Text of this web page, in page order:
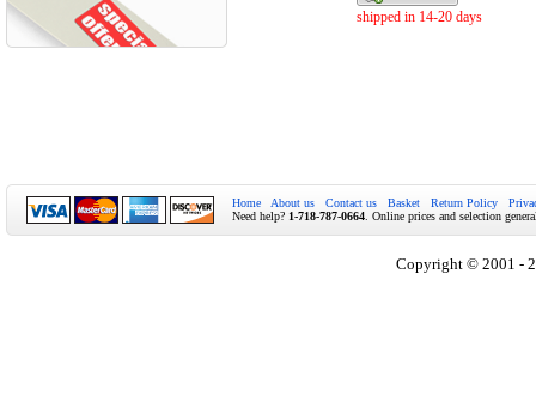
shipped in 14-20 days
Home About us Contact us Basket Return Policy
Need help? 1-718-787-0664 . Online prices and selection
Copyright © 2001 -